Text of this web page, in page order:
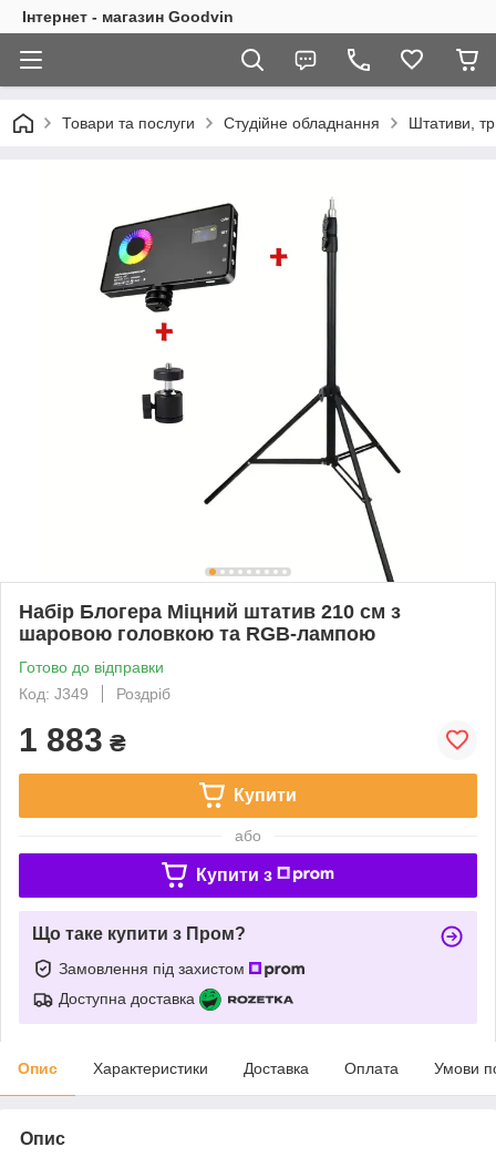
Інтернет - магазин Goodvin
Товари та послуги Студійне обладнання Штативи,
Набір Блогера Міцний штатив 210 см з
шаровою головкою та RGB-лампою
Готово до відправки
Код: J349
Роздріб
1 883 ₴
Купити
або
Купити з
Що таке купити з Пром?
Замовлення під захистом
Доступна доставка
Опис Характеристики Доставка Оплата Умови
Опис